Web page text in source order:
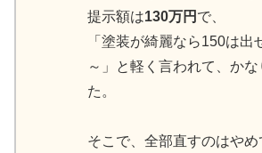
提示額は130万円 で、
「塗装が綺麗なら150は出
～」と軽く言われて、か
た。
そこで、全部直すのはやめ